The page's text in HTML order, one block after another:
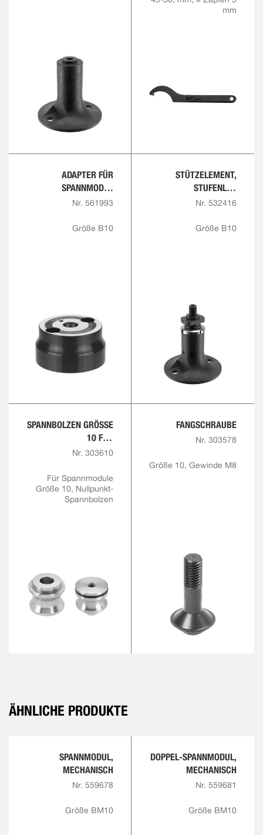
mm
ADAPTER FÜR
SPANNMODUL
MECHANISCH
Nr. 561993
Größe B10
STÜTZELEMENT,
STUFENLOS
VERSTELLBAR ± 5 MM
Nr. 532416
Größe B10
SPANNBOLZEN GRÖSSE 1
0 FÜR F
ANGSCHRAUBE M8
Nr. 303610
Für Spannmodule
Größe 10, Nullpunkt-
Spannbolzen
FANGSCHRAUBE
Nr. 303578
Größe 10, Gewinde M8
ÄHNLICHE PRODUKTE
SPANNMODUL,
MECHANISCH
Nr. 559678
Größe BM10
DOPPEL-SPANNMODUL,
MECHANISCH
Nr. 559681
Größe BM10